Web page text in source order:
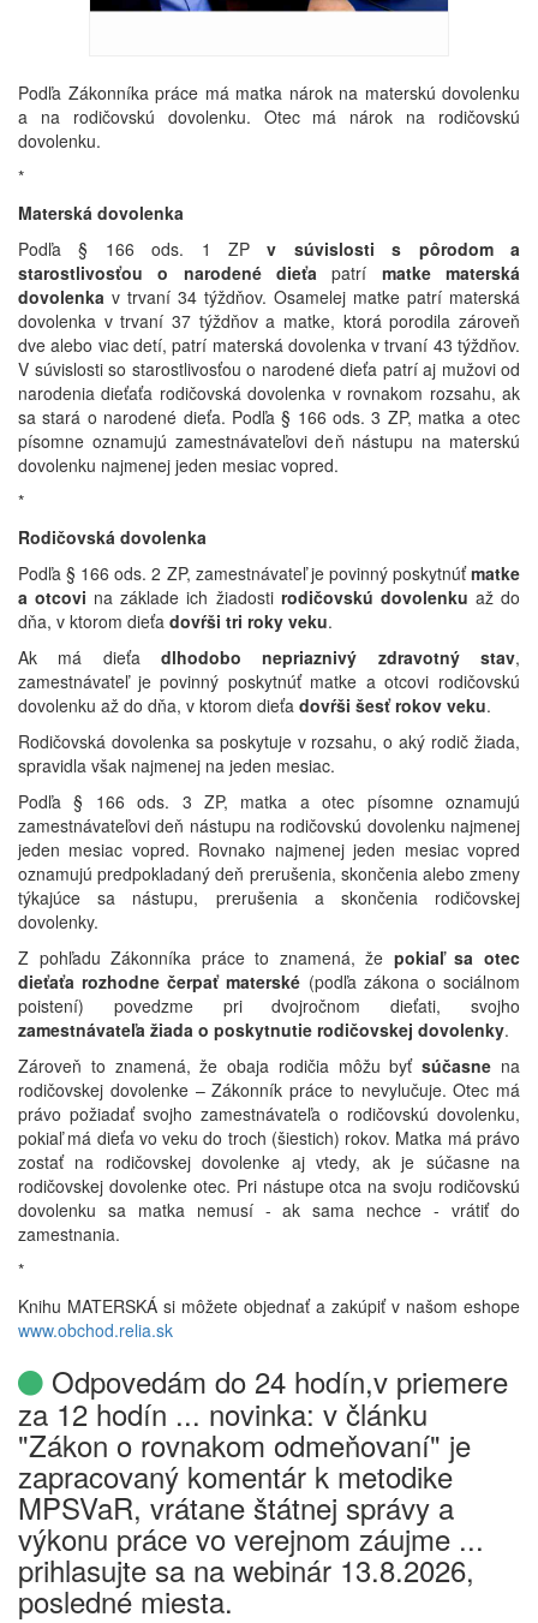
Podľa Zákonníka práce má matka nárok na materskú dovolenku
a na rodičovskú dovolenku. Otec má nárok na rodičovskú
dovolenku.
*
Materská dovolenka
Podľa § 166 ods. 1 ZPv súvislosti s pôrodom a
starostlivosťou o narodené dieťa patrí matke materská
dovolenka v trvaní 34 týždňov. Osamelej matke patrí materská
dovolenka v trvaní 37 týždňov a matke, ktorá porodila zároveň
dve alebo viac detí, patrí materská dovolenka v trvaní 43 týždňov.
V súvislosti so starostlivosťou o narodené dieťa patrí aj mužovi od
narodenia dieťaťa rodičovská dovolenka v rovnakom rozsahu, ak
sa stará o narodené dieťa. Podľa § 166 ods. 3 ZP, matka a otec
písomne oznamujú zamestnávateľovi deň nástupu na materskú
dovolenku najmenej jeden mesiac vopred.
*
Rodičovská dovolenka
Podľa § 166 ods. 2 ZP, zamestnávateľ je povinný poskytnúťmatke
a otcovi na základe ich žiadosti rodičovskú dovolenku až do
dňa, v ktorom dieťa dovŕši tri roky veku.
Ak má dieťa dlhodobo nepriaznivý zdravotný stav,
zamestnávateľ je povinný poskytnúť matke a otcovi rodičovskú
dovolenku až do dňa, v ktorom dieťa dovŕši šesť rokov veku.
Rodičovská dovolenka sa poskytuje v rozsahu, o aký rodič žiada,
spravidla však najmenej na jeden mesiac.
Podľa § 166 ods. 3 ZP, matka a otec písomne oznamujú
zamestnávateľovi deň nástupu na rodičovskú dovolenku najmenej
jeden mesiac vopred. Rovnako najmenej jeden mesiac vopred
oznamujú predpokladaný deň prerušenia, skončenia alebo zmeny
týkajúce sa nástupu, prerušenia a skončenia rodičovskej
dovolenky.
Z pohľadu Zákonníka práce to znamená, že pokiaľ sa otec
dieťaťa rozhodne čerpať materské (podľa zákona o sociálnom
poistení) povedzme pri dvojročnom dieťati, svojho
zamestnávateľa žiada o poskytnutie rodičovskej dovolenky.
Zároveň to znamená, že obaja rodičia môžu byťsúčasne na
rodičovskej dovolenke – Zákonník práce to nevylučuje. Otec má
právo požiadať svojho zamestnávateľa o rodičovskú dovolenku,
pokiaľ má dieťa vo veku do troch (šiestich) rokov. Matka má právo
zostať na rodičovskej dovolenke aj vtedy, ak je súčasne na
rodičovskej dovolenke otec. Pri nástupe otca na svoju rodičovskú
dovolenku sa matka nemusí - ak sama nechce - vrátiť do
zamestnania.
*
Knihu MATERSKÁ si môžete objednať a zakúpiť v našom eshope
www.obchod.relia.sk
Odpovedám do 24 hodín,v priemere
za 12 hodín ... novinka: v článku
"Zákon o rovnakom odmeňovaní" je
zapracovaný komentár k metodike
MPSVaR, vrátane štátnej správy a
výkonu práce vo verejnom záujme ...
prihlasujte sa na webinár 13.8.2026,
posledné miesta.